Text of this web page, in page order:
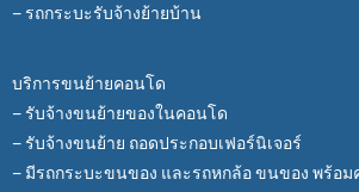
– รถกระบะรับจ้างย้ายบ้าน
บริการขนย้ายคอนโด
– รับจ้างขนย้ายของในคอนโด
– รับจ้างขนย้าย ถอดประกอบเฟอร์นิเจอร์
– มีรถกระบะขนของ และรถหกล้อ ขนของ พร้อ